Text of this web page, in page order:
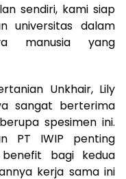
sendiri, kami siap
universitas dalam
manusia yang
Unkhair, Lily
sangat berterima
spesimen ini.
PT IWIP penting
bagi kedua
kerja sama ini